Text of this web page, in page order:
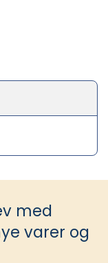
med
varer og